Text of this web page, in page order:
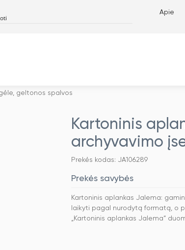
Apie
geltonos spalvos
Kartoninis
archyvavimo
Prekės kodas: JA106289
Prekės savybės
Kartoninis aplankas Jalema:
laikyti pagal nurodytą formatą, o
„Kartoninis aplankas Jalema“